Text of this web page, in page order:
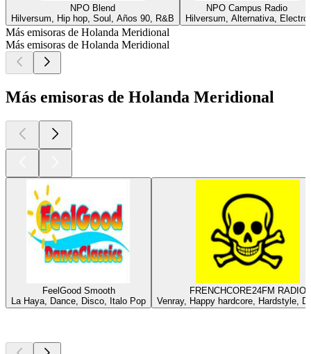
NPO Blend
Hilversum, Hip hop, Soul, Años 90, R&B
NPO Campus Radio
Hilversum, Alternativa, Electro
Más emisoras de Holanda Meridional
Más emisoras de Holanda Meridional
Más emisoras de Holanda Meridional
FeelGood Smooth
La Haya, Dance, Disco, Italo Pop
FRENCHCORE24FM RADIO
Venray, Happy hardcore, Hardstyle,